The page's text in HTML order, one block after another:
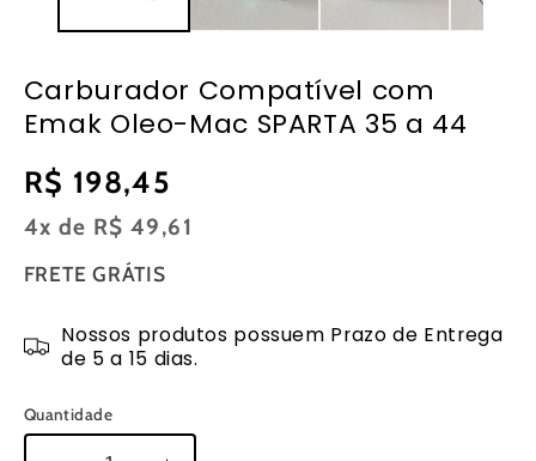
Carburador Compatível com
Emak Oleo-Mac SPARTA 35 a 44
Preço
normal
R$ 198,45
4x de R$ 49,61
FRETE GRÁTIS
Nossos produtos possuem Prazo de Entrega
de 5 a 15 dias.
Quantidade